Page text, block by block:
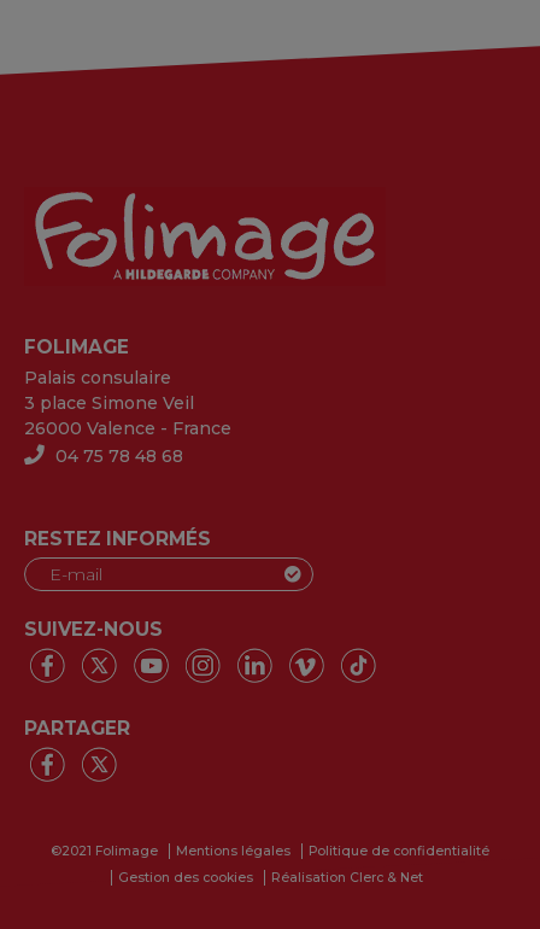
FOLIMAGE
Palais consulaire
3 place Simone Veil
26000 Valence - France
04 75 78 48 68
RESTEZ INFORMÉS
SUIVEZ-NOUS
PARTAGER
©2021 Folimage Mentions légales
Politique de confidentialité
Gestion des cookies
Réalisation Clerc & Net